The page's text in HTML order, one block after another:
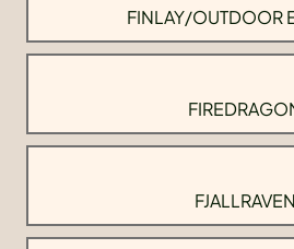
FINLAY/OUTDOOR
FJALLRAVEN